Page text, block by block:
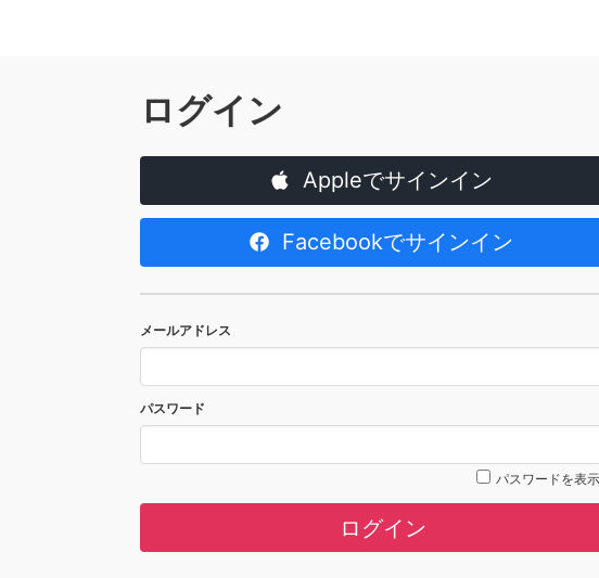
ログイン
Appleでサインイン
Facebookでサインイン
メールアドレス
パスワード
パスワードを表
ログイン